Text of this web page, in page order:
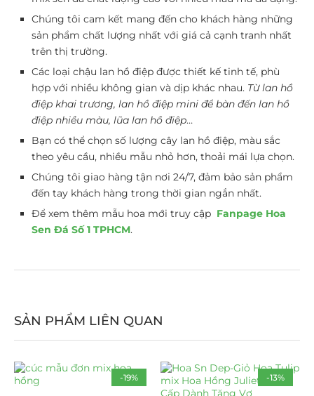
Chúng tôi cam kết mang đến cho khách hàng những
sản phẩm chất lượng nhất với giá cả cạnh tranh nhất
trên thị trường.
Các loại chậu lan hồ điệp được thiết kế tinh tế, phù
hợp với nhiều không gian và dịp khác nhau. Từ lan hồ
điệp khai trương, lan hồ điệp mini để bàn đến lan hồ
điệp nhiều màu, lũa lan hồ điệp…
Bạn có thể chọn số lượng cây lan hồ điệp, màu sắc
theo yêu cầu, nhiều mẫu nhỏ hơn, thoải mái lựa chọn.
Chúng tôi giao hàng tận nơi 24/7, đảm bảo sản phẩm
đến tay khách hàng trong thời gian ngắn nhất.
Để xem thêm mẫu hoa mới truy cập Fanpage Hoa
Sen Đá Số 1 TPHCM.
SẢN PHẨM LIÊN QUAN
-19% -13%